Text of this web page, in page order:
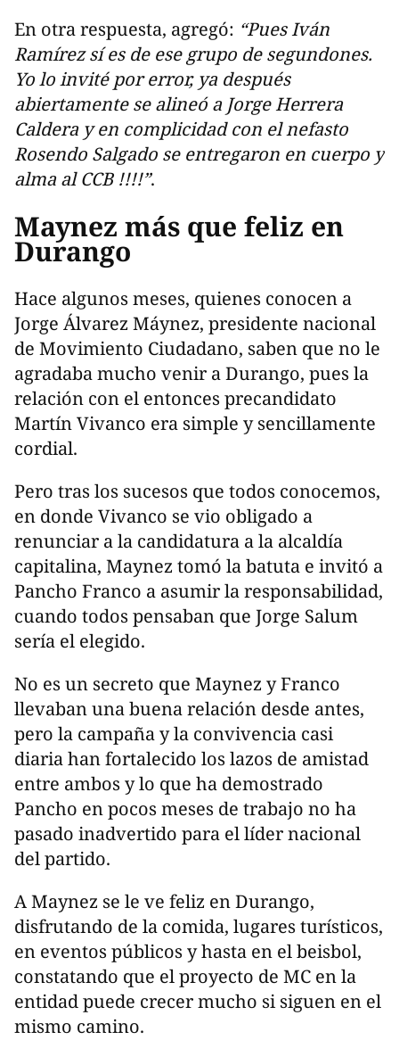
En otra respuesta, agregó: “Pues Iván
Ramírez sí es de ese grupo de segundones.
Yo lo invité por error, ya después
abiertamente se alineó a Jorge Herrera
Caldera y en complicidad con el nefasto
Rosendo Salgado se entregaron en cuerpo y
alma al CCB !!!!”.
Maynez más que feliz en
Durango
Hace algunos meses, quienes conocen a
Jorge Álvarez Máynez, presidente nacional
de Movimiento Ciudadano, saben que no le
agradaba mucho venir a Durango, pues la
relación con el entonces precandidato
Martín Vivanco era simple y sencillamente
cordial.
Pero tras los sucesos que todos conocemos,
en donde Vivanco se vio obligado a
renunciar a la candidatura a la alcaldía
capitalina, Maynez tomó la batuta e invitó a
Pancho Franco a asumir la responsabilidad,
cuando todos pensaban que Jorge Salum
sería el elegido.
No es un secreto que Maynez y Franco
llevaban una buena relación desde antes,
pero la campaña y la convivencia casi
diaria han fortalecido los lazos de amistad
entre ambos y lo que ha demostrado
Pancho en pocos meses de trabajo no ha
pasado inadvertido para el líder nacional
del partido.
A Maynez se le ve feliz en Durango,
disfrutando de la comida, lugares turísticos,
en eventos públicos y hasta en el beisbol,
constatando que el proyecto de MC en la
entidad puede crecer mucho si siguen en el
mismo camino.